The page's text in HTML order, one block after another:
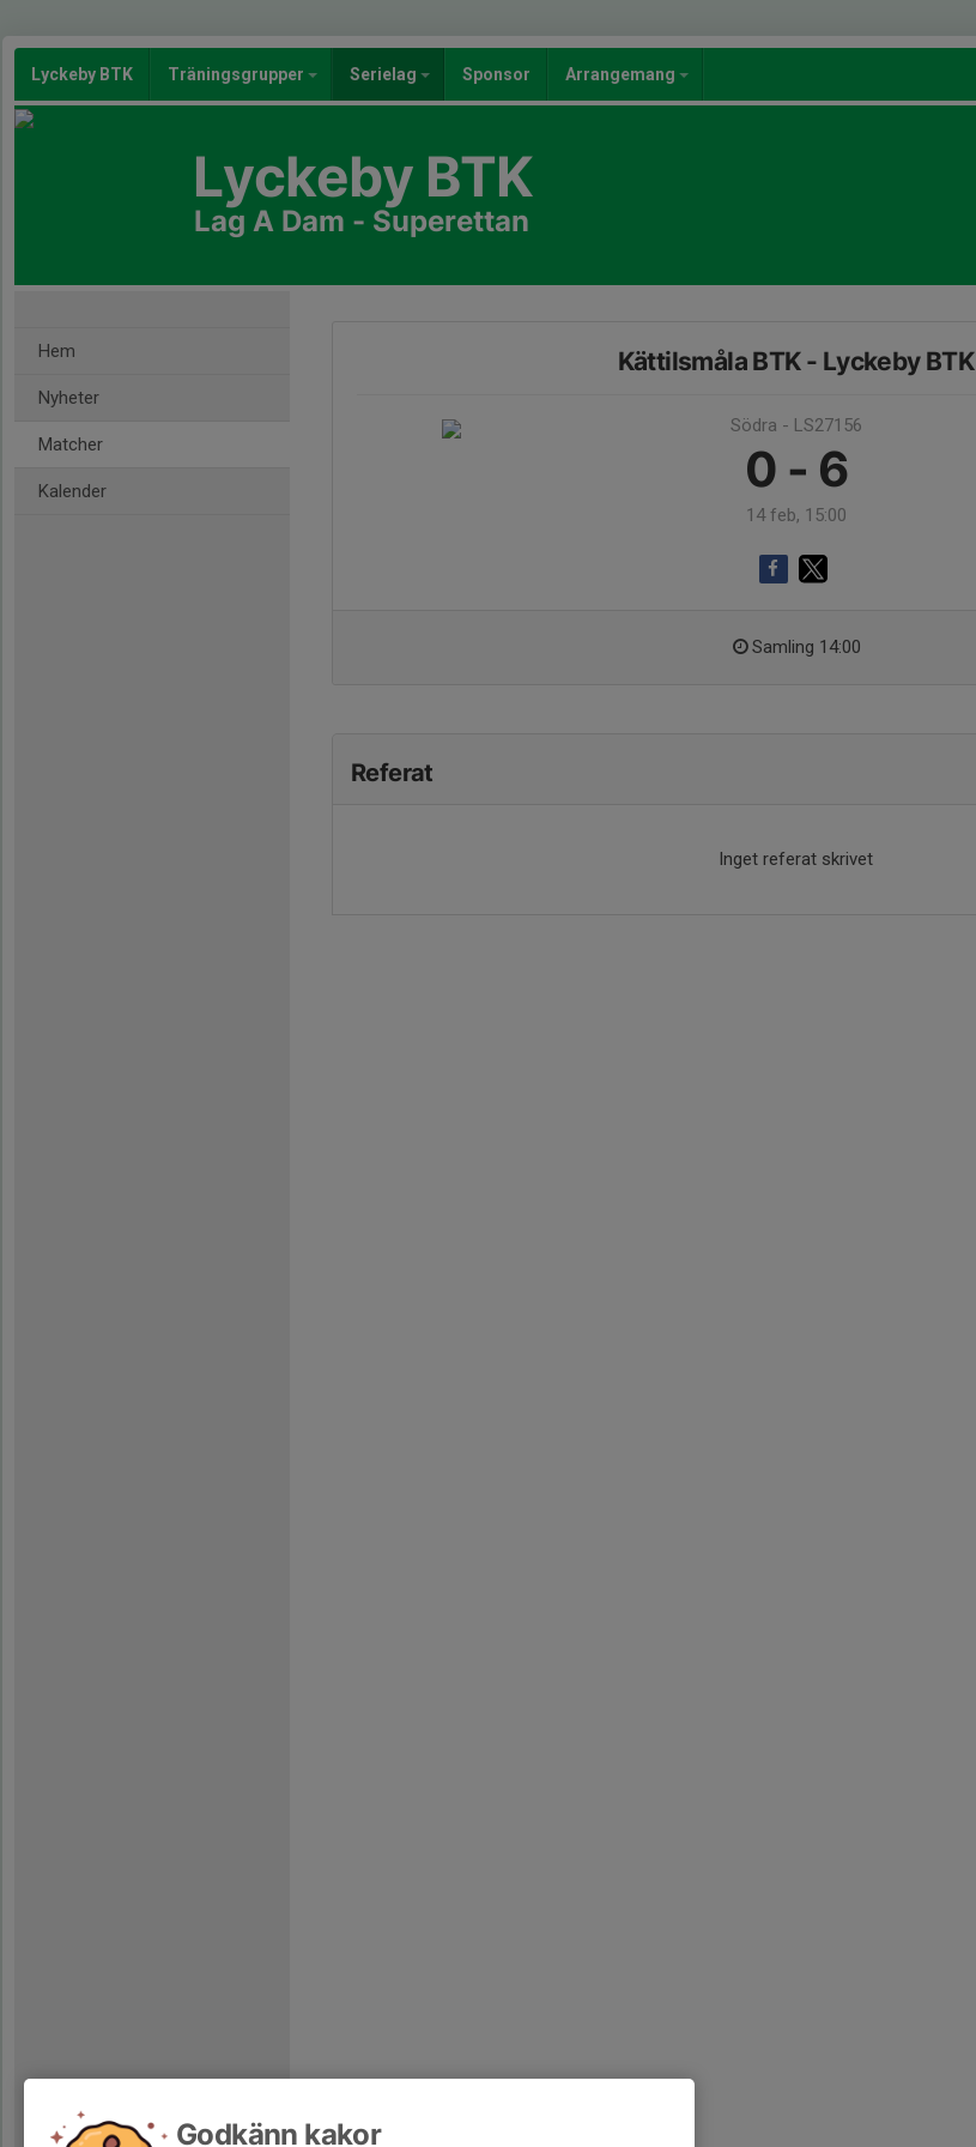
Lyckeby BTK Träningsgrupper Serielag Sponsor Arrangemang
Lyckeby BTK
Lag A Dam - Superettan
Hem
Nyheter
Matcher
Kalender
Kättilsmåla BTK - Lyckeby BTK
Södra - LS27156
0 - 6
14 feb, 15:00
Samling 14:00
Referat
Inget referat skrivet
Godkänn kakor